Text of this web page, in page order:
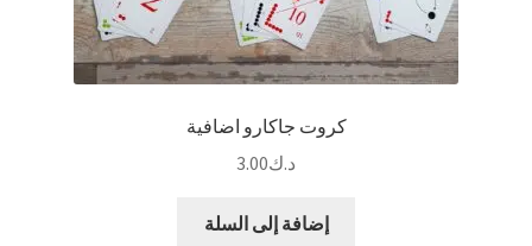
كروت جاكارو اضافية
د.ك3.00
إضافة إلى السلة